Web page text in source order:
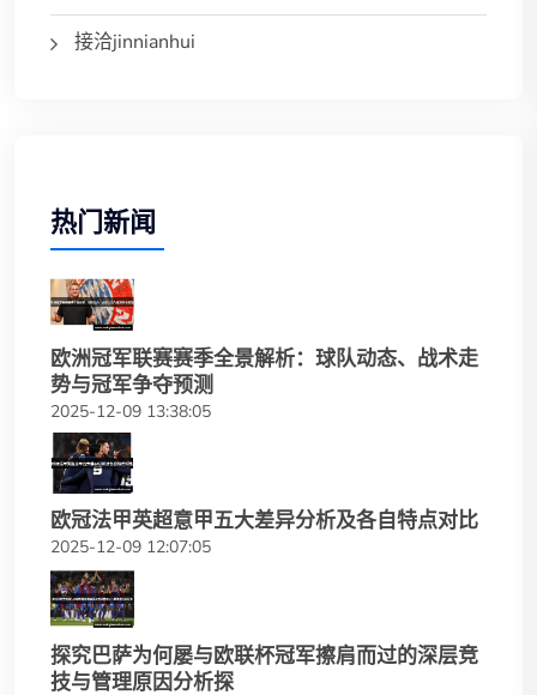
接洽jinnianhui
热门新闻
欧洲冠军联赛赛季全景解析：球队动态、战术走
势与冠军争夺预测
2025-12-09 13:38:05
欧冠法甲英超意甲五大差异分析及各自特点对比
2025-12-09 12:07:05
探究巴萨为何屡与欧联杯冠军擦肩而过的深层竞
技与管理原因分析探